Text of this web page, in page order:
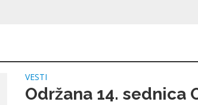
VESTI
Održana 14. sednica